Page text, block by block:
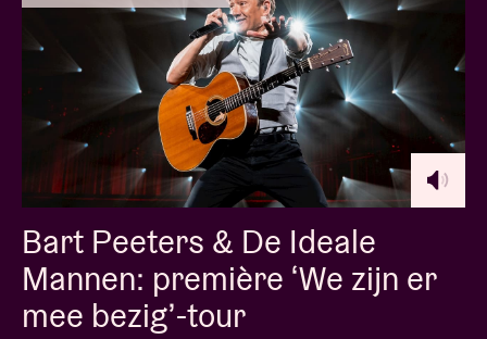
Bart Peeters & De Ideale
Mannen: première ‘We zijn er
mee bezig’-tour